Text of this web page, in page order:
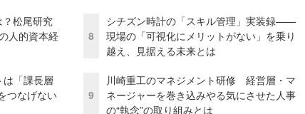
松尾研究
人的資本経
「課長層
つなげない
8
シチズン時計の「スキル管理」実装録——
現場の「可視化にメリットがない」を乗り
越え、見据える未来とは
9
川崎重工のマネジメント研修 経営層・マ
ネージャーを巻き込みやる気にさせた人事
の“執念”の取り組みとは